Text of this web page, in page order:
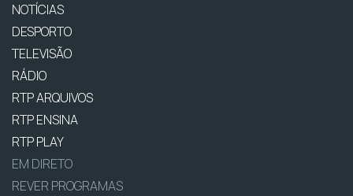
NOTÍCIAS
DESPORTO
TELEVISÃO
RÁDIO
RTP ARQUIVOS
RTP ENSINA
RTP PLAY
EM DIRETO
REVER PROGRAMAS